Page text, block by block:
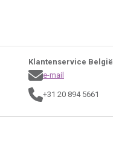
Klantenservice België
e-mail
+31 20 894 5661